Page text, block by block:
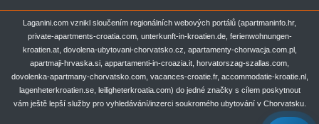
Laganini.com vznikl sloučením regionálních webových portálů (apartmaninfo.hr,
private-apartments-croatia.com, unterkunft-in-kroatien.de, ferienwohnungen-
kroatien.at, dovolena-ubytovani-chorvatsko.cz, apartamenty-chorwacja.com.pl,
apartmaji-hrvaska.si, appartamenti-in-croazia.it, horvatorszag-szallas.com,
dovolenka-apartmany-chorvatsko.com, vacances-croatie.fr, accommodatie-kroatie.nl,
lagenheterkroatien.se, leiligheterkroatia.com) do jedné značky s cílem poskytnout
vám ještě lepší služby pro vyhledávání/inzerci soukromého ubytování v Chorvatsku.